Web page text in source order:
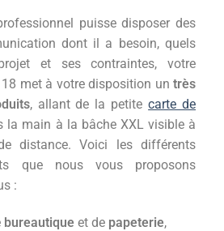
puisse disposer des
dont il a besoin, quels
et ses contraintes, votre
met à votre disposition un très
, allant de la petitecarte de
la main à la bâche XXL visible à
distance. Voici les différents
que nous vous proposons
:
bureautique et de papeterie,